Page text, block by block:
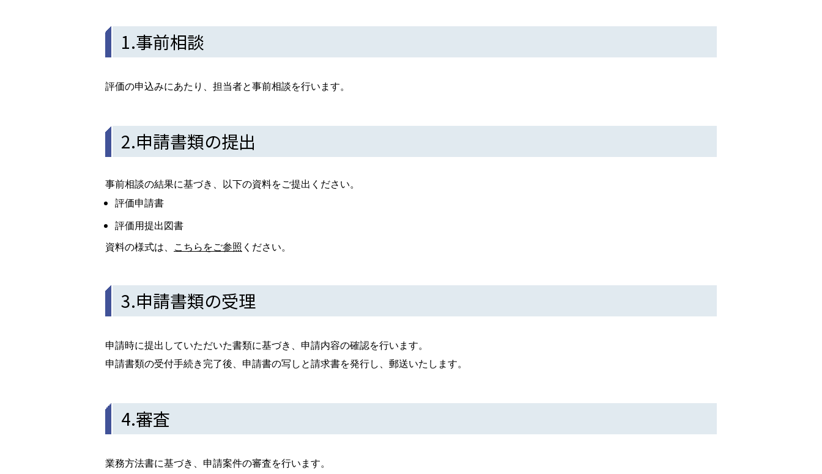
1.事前相談
評価の申込みにあたり、担当者と事前相談を行います。
2.申請書類の提出
事前相談の結果に基づき、以下の資料をご提出ください。
評価申請書
評価用提出図書
資料の様式は、 こちらをご参照 ください。
3.申請書類の受理
申請時に提出していただいた書類に基づき、申請内容の確認を行います。
申請書類の受付手続き完了後、申請書の写しと請求書を発行し、郵送いたします。
4.審査
業務方法書に基づき、申請案件の審査を行います。